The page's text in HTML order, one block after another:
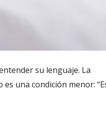
su lenguaje. La
una condición menor: